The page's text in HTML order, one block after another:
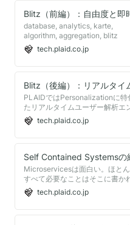
目されているプラットフォーム
株式会社プレイドが提供する
「KARTE」だ。顧客をより深く
り早く理解することを目的に、
ざまな改善を続けており、2021
は解析基盤となる450TBもの大
で移行した。その設計・移行方
運用ノウハウなどについて、同
日鼻旬氏が紹介した。
database, analytics, karte,
algorithm, aggregation, blitz
tech.plaid.co.jp
PLAIDではPersonalizationに特
たリアルタイムユーザー解析エ
ン（Blitz）を自分達で開発し、
KARTEの基盤として使ってきまし
た。今回新たに刷新した解析エ
ンのコア要素である「強整合な
析」を実現する具体的なアーキ
チャ、技術選定の内容を紹介し
す。
tech.plaid.co.jp
Microservicesは面白い。ほと
すべて必要なことはそこに書か
いるように思う（言い過ぎ）。
https://martinfowler.com/
[https://martinfowler.com/
訳
tech.plaid.co.jp